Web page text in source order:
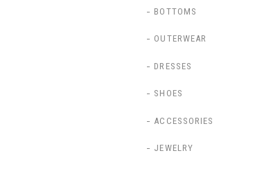
BOTTOMS
OUTERWEAR
DRESSES
SHOES
ACCESSORIES
JEWELRY